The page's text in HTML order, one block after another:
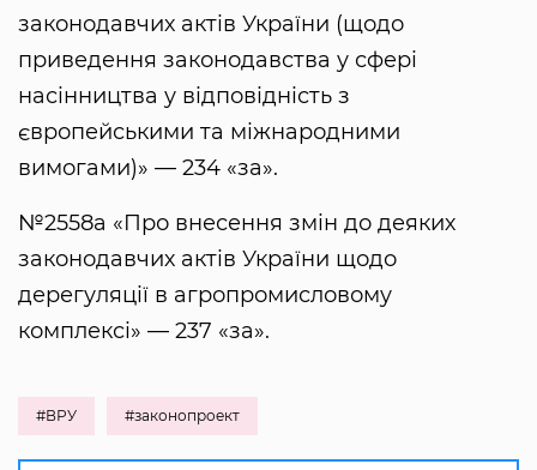
законодавчих актів України (щодо
приведення законодавства у сфері
насінництва у відповідність з
європейськими та міжнародними
вимогами)» — 234 «за».
№2558а «Про внесення змін до деяких
законодавчих актів України щодо
дерегуляції в агропромисловому
комплексі» — 237 «за».
#ВРУ #законопроект